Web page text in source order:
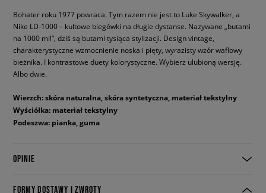
Bohater roku 1977 powraca. Tym razem nie jest to Luke Skywalker, a
Nike LD-1000 – kultowe biegówki na długie dystanse. Nazywane „butami
na 1000 mil”, dziś są butami tysiąca stylizacji. Design vintage,
charakterystyczne wzmocnienie noska i pięty, wyrazisty wzór waflowy
bieżnika. I kontrastowe duety kolorystyczne. Wybierz ulubioną wersję.
Albo dwie.
Wierzch: skóra naturalna, skóra syntetyczna, materiał tekstylny
Wyściółka: materiał tekstylny
Podeszwa: pianka, guma
OPINIE
FORMY DOSTAWY I ZWROTY